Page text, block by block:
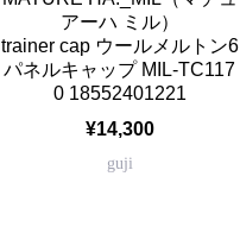
アーハ ミル）
trainer cap ウールメルトン6
パネルキャップ MIL-TC117
0 18552401221
¥14,300
guji